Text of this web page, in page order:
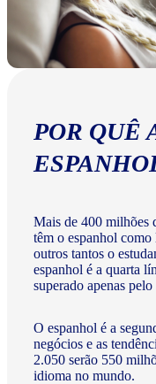
POR QUÊ
Mais de 400 milhões
têm o espanhol
outros tantos o
espanhol é a quarta
superado apenas
O espanhol é a
negócios e as
2.050 serão 550
idioma no mundo.